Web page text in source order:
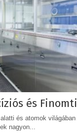
és
és atomok világában
nagyon...